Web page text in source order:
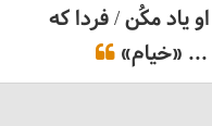
یاد مکُن / فردا که
«خیام»